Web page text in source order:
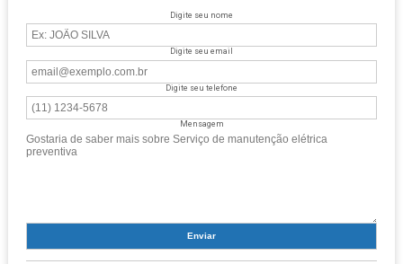
Digite seu nome
Digite seu email
Digite seu telefone
Mensagem